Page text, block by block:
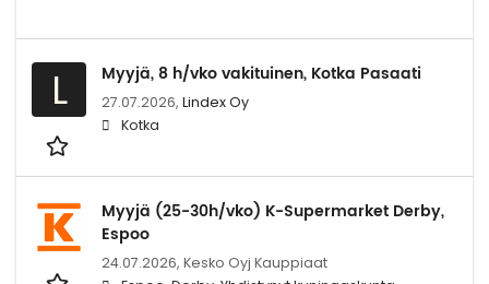
L Myyjä, 8 h/vko vakituinen, Kotka Pasaati
27.07.2026, Lindex Oy
Kotka
Myyjä (25-30h/vko) K-Supermarket Derby,
Espoo
24.07.2026, Kesko Oyj Kauppiaat